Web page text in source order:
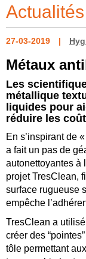
27-03-2019
Métaux
Les
métallique
liquides pour
réduire les
En s’inspirant de
a fait un pas de
autonettoyantes à
projet TresClean,
surface rugueuse
empêche
TresClean a
créer des
tôle permettant